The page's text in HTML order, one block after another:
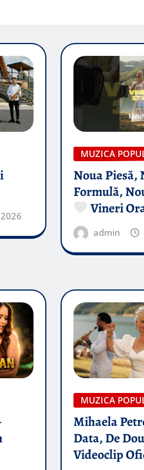
MUZICA
Noua Piesă,
Formulă,
Vineri
admin
MUZICA
Mihaela
Data, De
Videoclip